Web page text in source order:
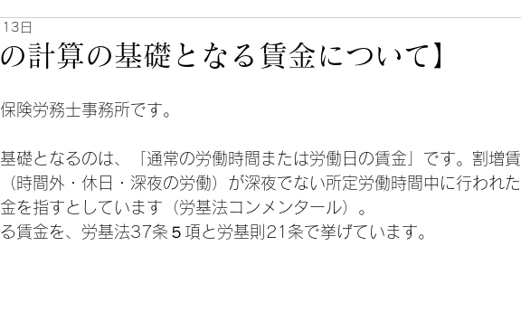
計算の基礎となる賃金について】
日
険労務士事務所です。
礎となるのは、「通常の労働時間または労働日の賃金」です。割増賃
時間外・休日・深夜の労働）が深夜でない所定労働時間中に行われた
を指すとしています（労基法コンメンタール）。
賃金を、労基法37条５項と労基則21条で挙げています。